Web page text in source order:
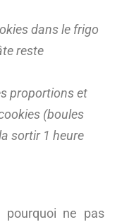
dans le frigo
reste
proportions et
(boules
sortir 1 heure
ne pas